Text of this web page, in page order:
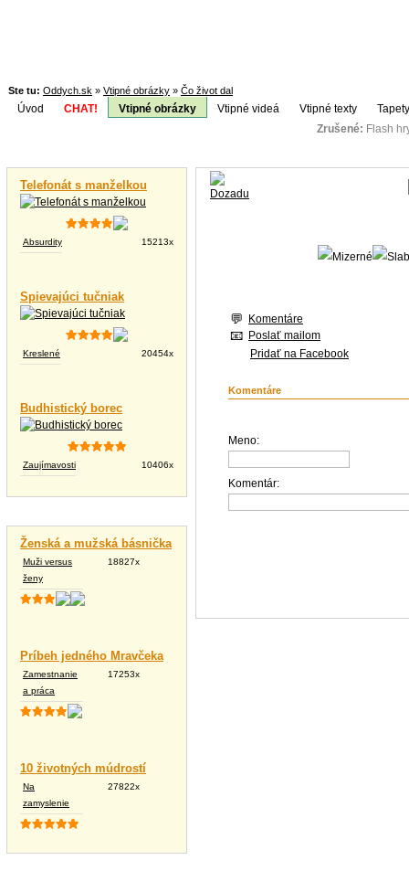
Ste tu: Oddych.sk » Vtipné obrázky » Čo život dal
Úvod CHAT! Vtipné obrázky Vtipné videá Vtipné texty
Zrušené: Flash
Telefonát s manželkou
Absurdity 15213x
Spievajúci tučniak
Kreslené 20454x
Budhistický borec
Zaujímavosti 10406x
Ženská a mužská básnička
Muži versus
ženy
18827x
Príbeh jedného Mravčeka
Zamestnanie
a práca
17253x
10 životných múdrostí
Na
zamyslenie
27822x
Komentáre
Poslať mailom
Pridať na Facebook
Komentáre
Meno:
Komentár: